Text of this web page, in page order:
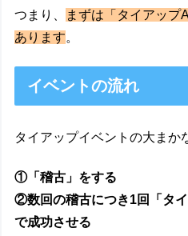
つまり、
まずは「タイアップ
あります。
イベントの流れ
タイアップイベントの大まか
①「稽古」をする
②数回の稽古につき1回「タ
で成功させる